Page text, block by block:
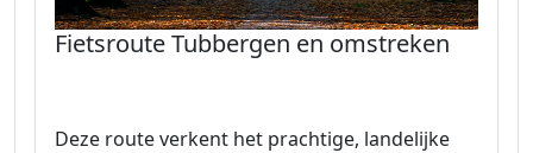
Fietsroute Tubbergen en omstreken
Deze route verkent het prachtige, landelijke